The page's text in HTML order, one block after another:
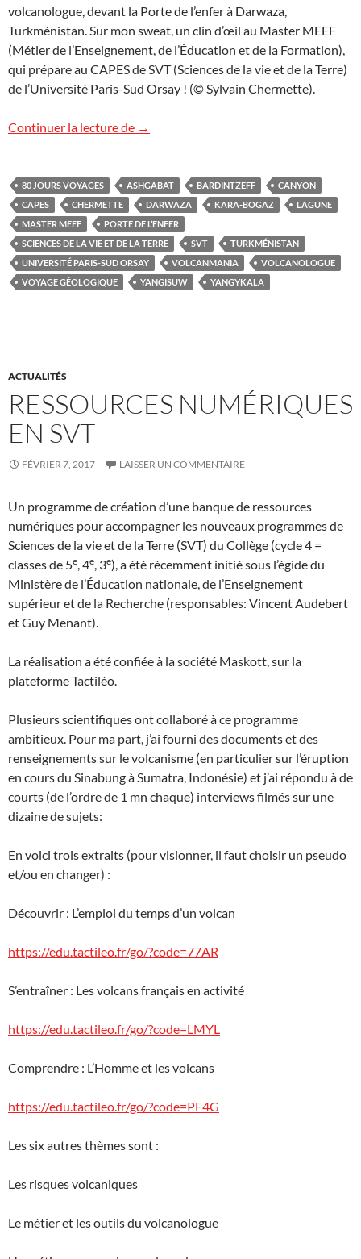
volcanologue, devant la Porte de l’enfer à Darwaza,
Turkménistan. Sur mon sweat, un clin d’œil au Master MEEF
(Métier de l’Enseignement, de l’Éducation et de la Formation),
qui prépare au CAPES de SVT (Sciences de la vie et de la Terre)
de l’Université Paris-Sud Orsay ! (© Sylvain Chermette).
Continuer la lecture de Turkménistan : le film !
→
80 JOURS VOYAGES ASHGABAT BARDINTZEFF
CANYON
CAPES
CHERMETTE DARWAZA KARA-BOGAZ
LAGUNE
MASTER MEEF
PORTE DE L’ENFER
SCIENCES DE LA VIE ET DE LA TERRE
SVT
TURKMÉNISTAN
UNIVERSITÉ PARIS-SUD ORSAY
VOLCANMANIA
VOLCANOLOGUE
VOYAGE GÉOLOGIQUE
YANGISUW YANGYKALA
ACTUALITÉS
RESSOURCES NUMÉRIQUES
EN SVT
FÉVRIER 7, 2017 LAISSER UN COMMENTAIRE
Un programme de création d’une banque de ressources
numériques pour accompagner les nouveaux programmes de
Sciences de la vie et de la Terre (SVT) du Collège (cycle 4 =
classes de 5e, 4e, 3e), a été récemment initié sous l’égide du
Ministère de l’Éducation nationale, de l’Enseignement
supérieur et de la Recherche (responsables: Vincent Audebert
et Guy Menant).
La réalisation a été confiée à la société Maskott, sur la
plateforme Tactiléo.
Plusieurs scientifiques ont collaboré à ce programme
ambitieux. Pour ma part, j’ai fourni des documents et des
renseignements sur le volcanisme (en particulier sur l’éruption
en cours du Sinabung à Sumatra, Indonésie) et j’ai répondu à de
courts (de l’ordre de 1 mn chaque) interviews filmés sur une
dizaine de sujets:
En voici trois extraits (pour visionner, il faut choisir un pseudo
et/ou en changer) :
Découvrir : L’emploi du temps d’un volcan
https://edu.tactileo.fr/go/?code=77AR
S’entraîner : Les volcans français en activité
https://edu.tactileo.fr/go/?code=LMYL
Comprendre : L’Homme et les volcans
https://edu.tactileo.fr/go/?code=PF4G
Les six autres thèmes sont :
Les risques volcaniques
Le métier et les outils du volcanologue